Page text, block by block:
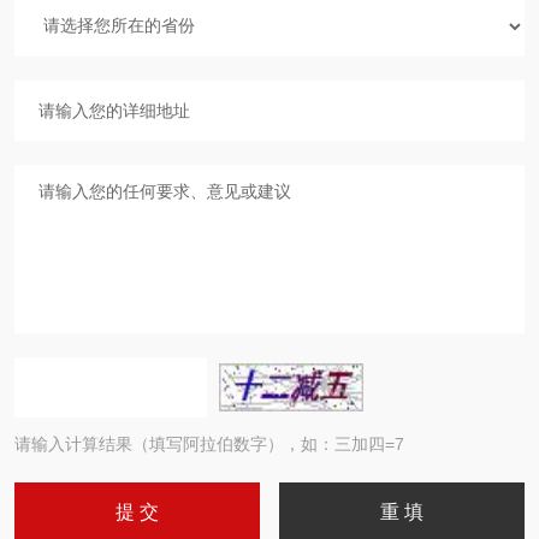
请输入计算结果（填写阿拉伯数字），如：三加四=7